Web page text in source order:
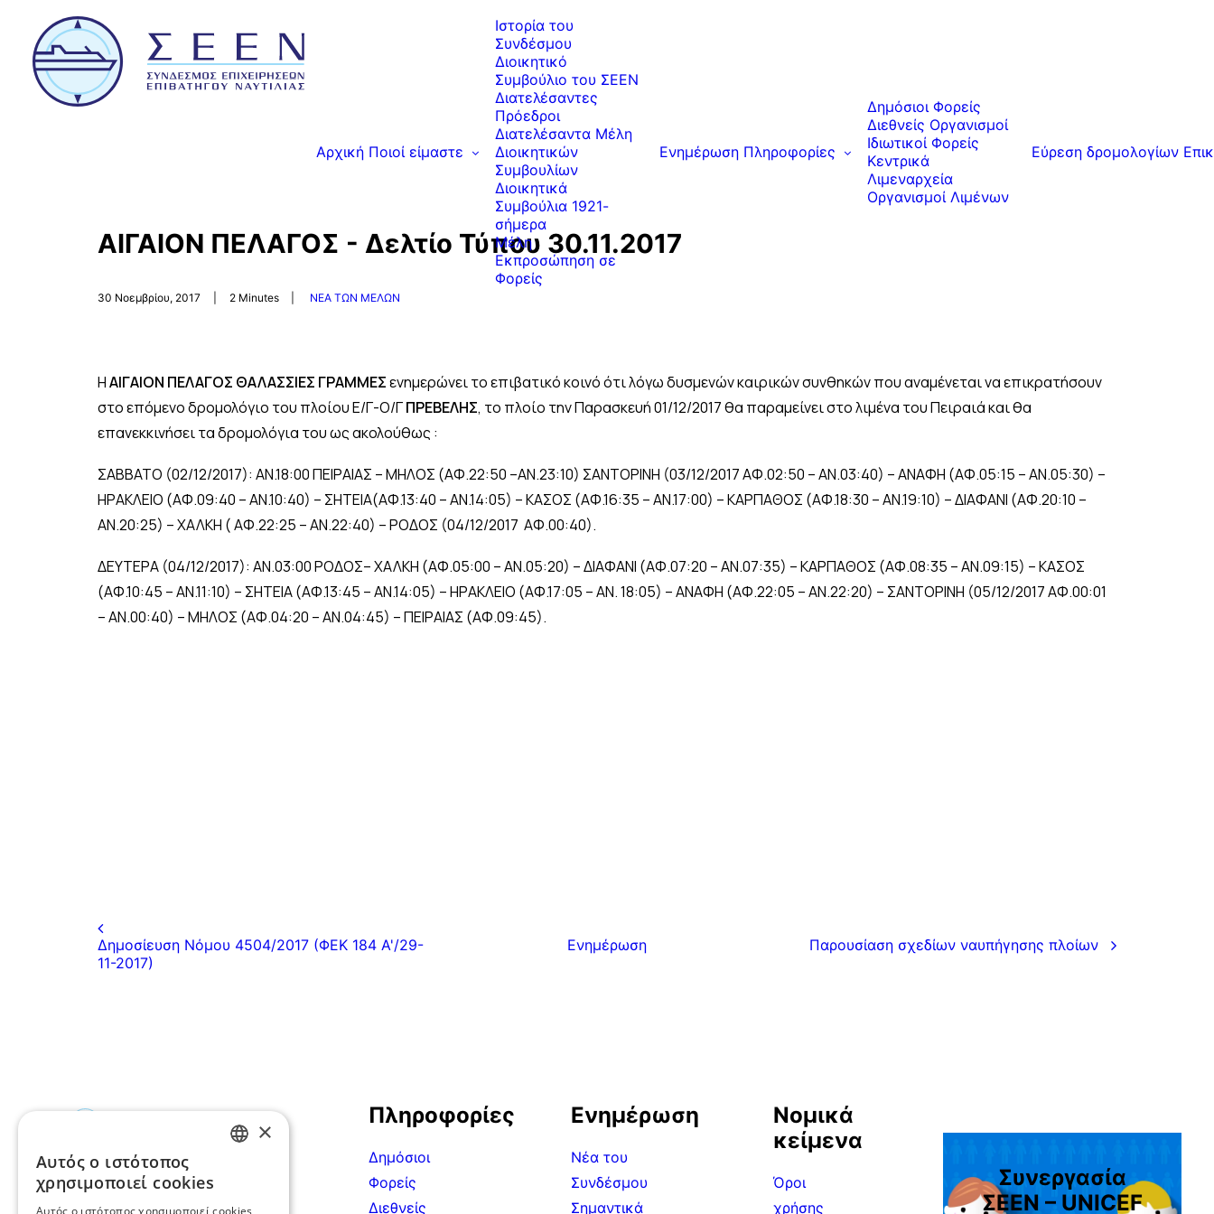
Αρχική Ποιοί είμαστε
Ιστορία του
Συνδέσμου
Διοικητικό
Συμβούλιο του ΣΕΕΝ
Διατελέσαντες
Πρόεδροι
Διατελέσαντα Μέλη
Διοικητικών
Συμβουλίων
Διοικητικά
Συμβούλια 1921-
σήμερα
Μέλη
Εκπροσώπηση σε
Φορείς
Ενημέρωση Πληροφορίες
Δημόσιοι Φορείς
Διεθνείς Οργανισμοί
Ιδιωτικοί Φορείς
Κεντρικά
Λιμεναρχεία
Οργανισμοί Λιμένων
Εύρεση δρομολογίων
ΑΙΓΑΙΟΝ ΠΕΛΑΓΟΣ - Δελτίο Τύπου 30.11.2017
30 Νοεμβρίου, 2017 2 Minutes ΝΕΑ ΤΩΝ ΜΕΛΩΝ
HΑΙΓΑΙΟΝ ΠΕΛΑΓΟΣ ΘΑΛΑΣΣΙΕΣ ΓΡΑΜΜΕΣενημερώνει το επιβατικό κοινό ότι λόγω δυσμενών καιρικών συνθηκών που αναμένεται να επικρατήσουν
στο επόμενο δρομολόγιο του πλοίου Ε/Γ-Ο/ΓΠΡΕΒΕΛΗΣ, το πλοίο την Παρασκευή 01/12/2017 θα παραμείνει στο λιμένα του Πειραιά και θα
επανεκκινήσει τα δρομολόγια του ως ακολούθως :
ΣΑΒΒΑΤΟ (02/12/2017): ΑΝ.18:00 ΠΕΙΡΑΙΑΣ – ΜΗΛΟΣ (ΑΦ.22:50 –ΑΝ.23:10) ΣΑΝΤΟΡΙΝΗ (03/12/2017 ΑΦ.02:50 – ΑΝ.03:40) – ΑΝΑΦΗ (ΑΦ.05:15 – ΑΝ.05:30) –
ΗΡΑΚΛΕΙΟ (ΑΦ.09:40 – ΑΝ.10:40) – ΣΗΤΕΙΑ(ΑΦ.13:40 – ΑΝ.14:05) – ΚΑΣΟΣ (ΑΦ.16:35 – ΑΝ.17:00) – ΚΑΡΠΑΘΟΣ (ΑΦ.18:30 – ΑΝ.19:10) – ΔΙΑΦΑΝΙ (ΑΦ.20:10 –
ΑΝ.20:25) – ΧΑΛΚΗ ( ΑΦ.22:25 – ΑΝ.22:40) – ΡΟΔΟΣ (04/12/2017 ΑΦ.00:40).
ΔΕΥΤΕΡΑ (04/12/2017): ΑΝ.03:00 ΡΟΔΟΣ– ΧΑΛΚΗ (ΑΦ.05:00 – ΑΝ.05:20) – ΔΙΑΦΑΝΙ (ΑΦ.07:20 – ΑΝ.07:35) – ΚΑΡΠΑΘΟΣ (ΑΦ.08:35 – ΑΝ.09:15) – ΚΑΣΟΣ
(ΑΦ.10:45 – ΑΝ.11:10) – ΣΗΤΕΙΑ (ΑΦ.13:45 – ΑΝ.14:05) – ΗΡΑΚΛΕΙΟ (ΑΦ.17:05 – ΑΝ. 18:05) – ΑΝΑΦΗ (ΑΦ.22:05 – ΑΝ.22:20) – ΣΑΝΤΟΡΙΝΗ (05/12/2017 ΑΦ.00:01
– ΑΝ.00:40) – ΜΗΛΟΣ (ΑΦ.04:20 – ΑΝ.04:45) – ΠΕΙΡΑΙΑΣ (ΑΦ.09:45).
Δημοσίευση Nόμου 4504/2017 (ΦΕΚ 184 Α'/29-
11-2017)
Ενημέρωση Παρουσίαση σχεδίων ναυπήγησης πλοίων
Ακτή Μιαούλη 7-9, 185
35, Πειραιάς
Πληροφορίες
Δημόσιοι
Φορείς
Διεθνείς
Ενημέρωση
Νέα του
Συνδέσμου
Σημαντικά
Νομικά
κείμενα
Όροι
χρήσης
Συνεργασία
ΣEEN – UNICEF
×
Αυτός ο ιστότοπος
χρησιμοποιεί cookies
Αυτός ο ιστότοπος χρησιμοποιεί cookies